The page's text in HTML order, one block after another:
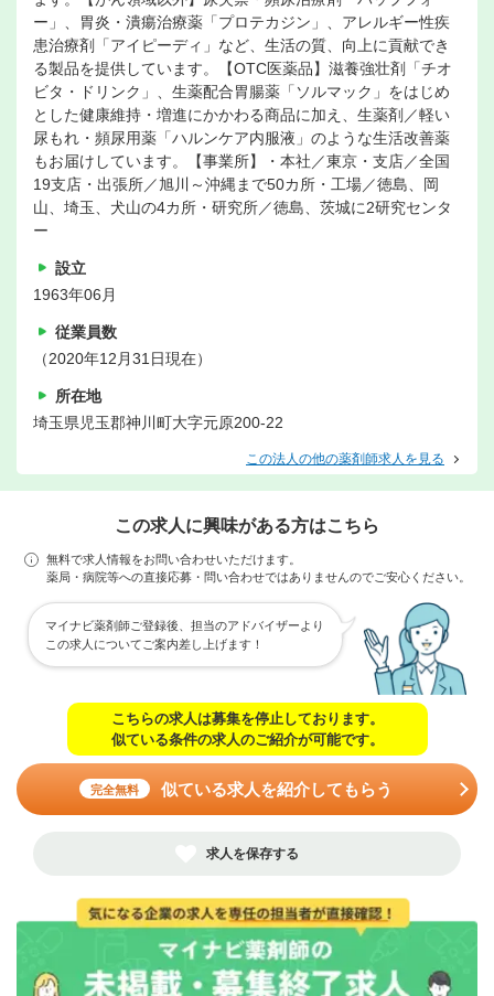
ー」、胃炎・潰瘍治療薬「プロテカジン」、アレルギー性疾
患治療剤「アイピーディ」など、生活の質、向上に貢献でき
る製品を提供しています。【OTC医薬品】滋養強壮剤「チオ
ビタ・ドリンク」、生薬配合胃腸薬「ソルマック」をはじめ
とした健康維持・増進にかかわる商品に加え、生薬剤／軽い
尿もれ・頻尿用薬「ハルンケア内服液」のような生活改善薬
もお届けしています。【事業所】・本社／東京・支店／全国
19支店・出張所／旭川～沖縄まで50カ所・工場／徳島、岡
山、埼玉、犬山の4カ所・研究所／徳島、茨城に2研究センタ
ー
設立
1963年06月
従業員数
（2020年12月31日現在）
所在地
埼玉県児玉郡神川町大字元原200-22
この法人の他の薬剤師求人を見る
この求人に興味がある方はこちら
無料で求人情報をお問い合わせいただけます。
薬局・病院等への直接応募・問い合わせではありませんのでご安心ください。
マイナビ薬剤師ご登録後、担当のアドバイザーより
この求人についてご案内差し上げます！
こちらの求人は募集を停止しております。
似ている条件の求人のご紹介が可能です。
完全無料 似ている求人を紹介してもらう
求人を保存する